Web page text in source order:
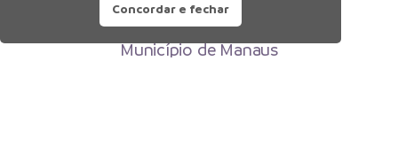
Prefeitura Municipal de Manaus
Município de Manaus
Concordar e fechar